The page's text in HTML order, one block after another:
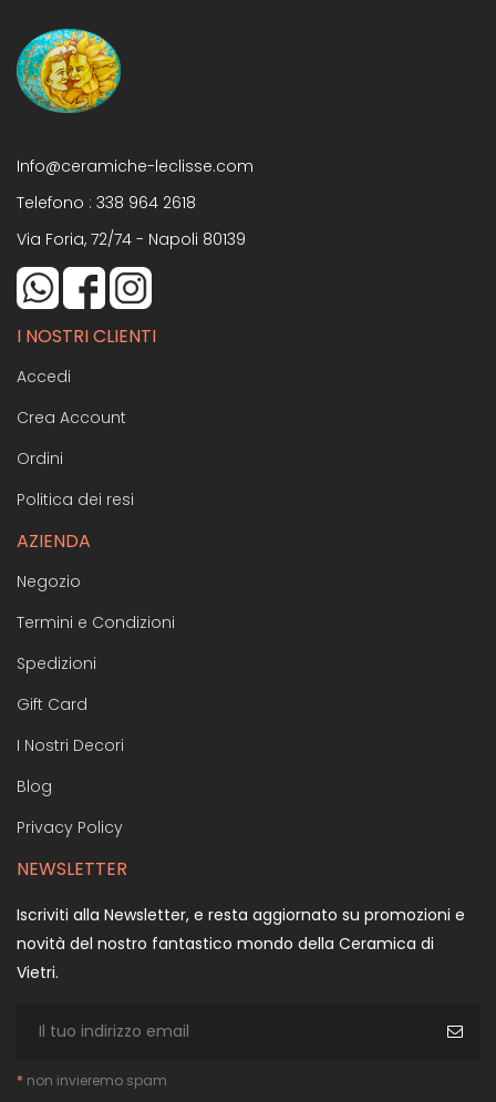
Info@ceramiche-leclisse.com
Telefono : 338 964 2618
Via Foria, 72/74 - Napoli 80139
I NOSTRI CLIENTI
Accedi
Crea Account
Ordini
Politica dei resi
AZIENDA
Negozio
Termini e Condizioni
Spedizioni
Gift Card
I Nostri Decori
Blog
Privacy Policy
NEWSLETTER
Iscriviti alla Newsletter, e resta aggiornato su promozioni e
novità del nostro fantastico mondo della Ceramica di
Vietri.
* non invieremo spam